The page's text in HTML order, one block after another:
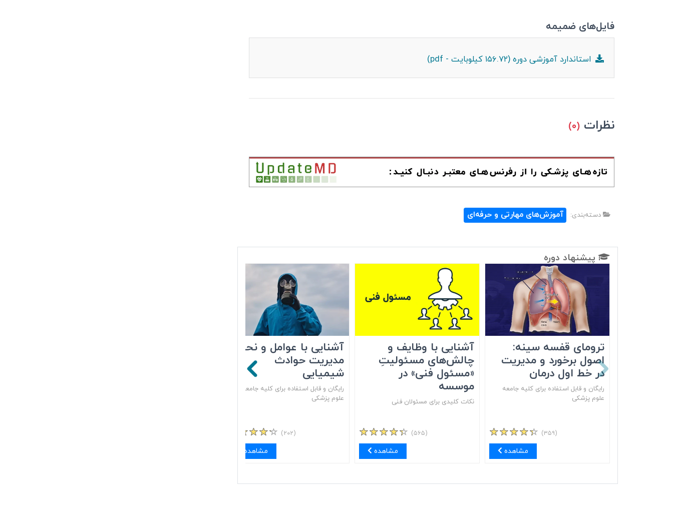
فایل‌های ضمیمه
استاندارد آموزشی دوره (۱۵۶.۷۲ کیلوبایت - pdf)
نظرات (۰)
دسته‌بندی: آموزش‌های مهارتی و حرفه‌ای
پیشنهاد دوره
ترومای قفسه سینه:
اصول برخورد و مدیریت
در خط اول درمان
رایگان و قابل استفاده برای کلیه جامعه
علوم پزشکی
(۳۵۹)
مشاهده
آشنایی با وظایف و
چالش‌های مسئولیتِ
«مسئول فنی» در
موسسه
نکات کلیدی برای مسئولان فنی
(۵۶۵)
مشاهده
آشنایی با عوامل و نحوه
مدیریت حوادث
شیمیایی
رایگان و قابل استفاده برای کلیه جامعه
علوم پزشکی
(۲۰۲)
مشاهده